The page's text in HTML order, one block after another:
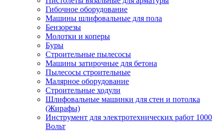
Гибочное оборудование
Машины шлифовальные для пола
Бензорезы
Молотки и коперы
Буры
Строительные пылесосы
Машины затирочные для бетона
Пылесосы строительные
Малярное оборудование
Строительные ходули
Шлифовальные машинки для стен и потолка
(Жирафы)
Инструмент для электротехнических работ 1000
Вольт